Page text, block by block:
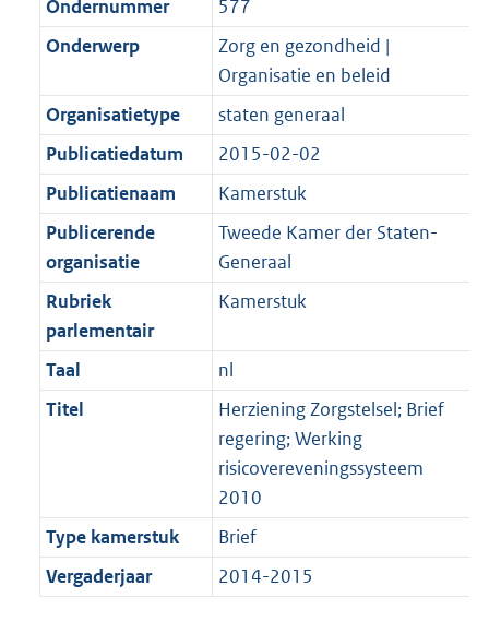
Ondernummer
577
Onderwerp
Zorg en gezondheid |
Organisatie en beleid
Organisatietype
staten generaal
Publicatiedatum
2015-02-02
Publicatienaam
Kamerstuk
Publicerende
organisatie
Tweede Kamer der Staten-
Generaal
Rubriek
parlementair
Kamerstuk
Taal
nl
Titel
Herziening Zorgstelsel; Brief
regering; Werking
risicovereveningssysteem
2010
Type kamerstuk
Brief
Vergaderjaar
2014-2015